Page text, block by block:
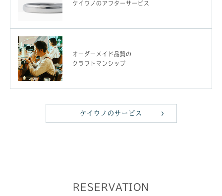
ケイウノのアフターサービス
オーダーメイド品質の
クラフトマンシップ
ケイウノのサービス
RESERVATION